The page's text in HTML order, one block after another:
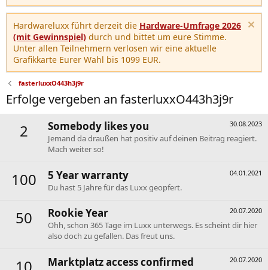
Hardwareluxx führt derzeit die Hardware-Umfrage 2026
(mit Gewinnspiel) durch und bittet um eure Stimme.
Unter allen Teilnehmern verlosen wir eine aktuelle
Grafikkarte Eurer Wahl bis 1099 EUR.
fasterluxxO443h3j9r
Erfolge vergeben an fasterluxxO443h3j9r
2 30.08.2023
Somebody likes you
Jemand da draußen hat positiv auf deinen Beitrag reagiert.
Mach weiter so!
100 04.01.2021
5 Year warranty
Du hast 5 Jahre für das Luxx geopfert.
50 20.07.2020
Rookie Year
Ohh, schon 365 Tage im Luxx unterwegs. Es scheint dir hier
also doch zu gefallen. Das freut uns.
20.07.2020
Marktplatz access confirmed